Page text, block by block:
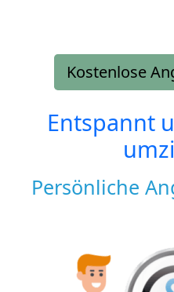
Kostenlose
Entspannt
Persönliche